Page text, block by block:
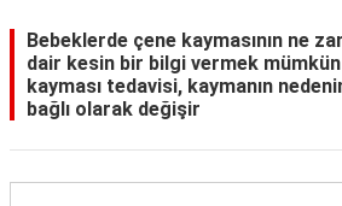
Hukuk
Blog
Bebeklerde çene kaymasının ne
dair kesin bir bilgi vermek
kayması tedavisi, kaymanın
bağlı olarak değişir